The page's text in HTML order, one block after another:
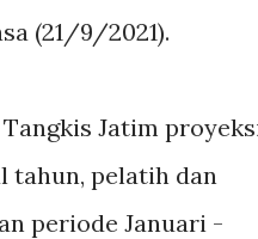
(21/9/2021).
Jatim
tahun, pelatih dan
periode Januari -